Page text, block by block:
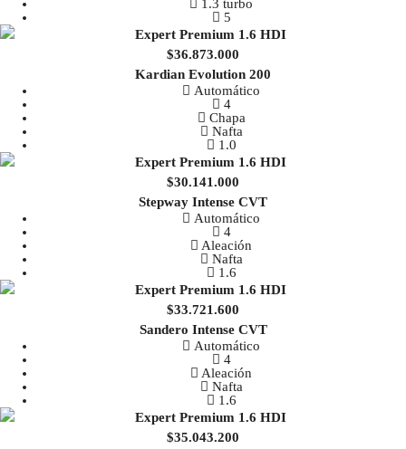
1.3 turbo
5
$36.873.000
Kardian Evolution 200
Automático
4
Chapa
Nafta
1.0
$30.141.000
Stepway Intense CVT
Automático
4
Aleación
Nafta
1.6
$33.721.600
Sandero Intense CVT
Automático
4
Aleación
Nafta
1.6
$35.043.200